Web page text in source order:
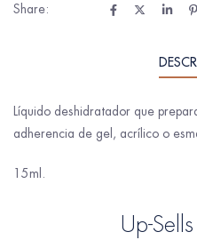
Share:
Líquido deshidratador que
adherencia de gel, acrílico o
15ml.
Up-